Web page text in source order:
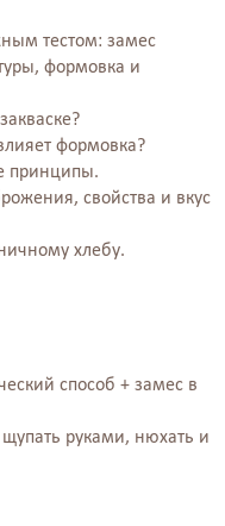
тестом: замес
формовка и
формовка?
принципы.
свойства и вкус
хлебу.
способ + замес в
руками, нюхать и